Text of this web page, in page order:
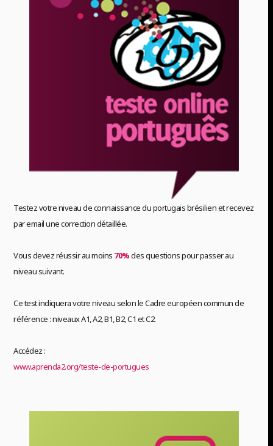
Testez votre niveau de connaissance du portugais brésilien et recevez
par email une correction détaillée.
Vous devez réussir au moins 70%des questions pour passer au
niveau suivant.
Ce test indiquera votre niveau selon le Cadre européen commun de
référence : niveaux A1, A2, B1, B2, C1 et C2.
Accédez :
www.aprenda2.org/teste-de-portugues